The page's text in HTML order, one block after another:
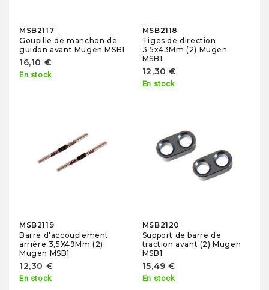
MSB2117
Goupille de manchon de
guidon avant Mugen MSB1
16,10 €
En stock
MSB2118
Tiges de direction
3.5x43Mm (2) Mugen
MSB1
12,30 €
En stock
MSB2119
Barre d'accouplement
arrière 3,5X49Mm (2)
Mugen MSB1
12,30 €
En stock
MSB2120
Support de barre de
traction avant (2) Mugen
MSB1
15,49 €
En stock